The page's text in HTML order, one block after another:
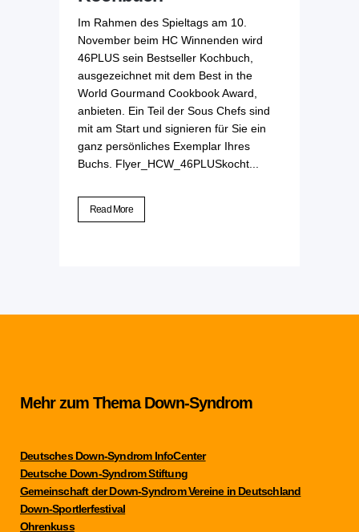
Im Rahmen des Spieltags am 10.
November beim HC Winnenden wird
46PLUS sein Bestseller Kochbuch,
ausgezeichnet mit dem Best in the
World Gourmand Cookbook Award,
anbieten. Ein Teil der Sous Chefs sind
mit am Start und signieren für Sie ein
ganz persönliches Exemplar Ihres
Buchs. Flyer_HCW_46PLUSkocht...
Read More
Mehr zum Thema Down-Syndrom
Deutsches Down-Syndrom InfoCenter
Deutsche Down-Syndrom Stiftung
Gemeinschaft der Down-Syndrom Vereine in Deutschland
Down-Sportlerfestival
Ohrenkuss